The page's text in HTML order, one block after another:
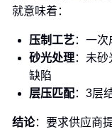
就意味着：
压制工艺：一
砂光处理：未
缺陷
层压匹配：3层
结论：要求供应商